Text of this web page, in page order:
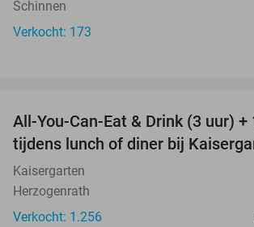
Schinnen
Verkocht: 173
All-You-Can-Eat & Drink (3 uur) +
tijdens lunch of diner bij
Kaisergarten
Herzogenrath
Verkocht: 1.256